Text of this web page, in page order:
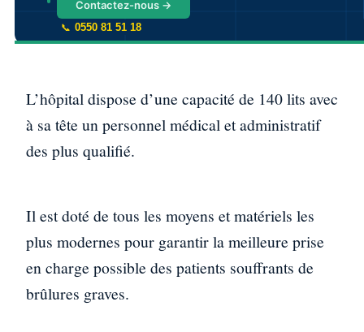
L’hôpital dispose d’une capacité de 140 lits avec
à sa tête un personnel médical et administratif
des plus qualifié.
Il est doté de tous les moyens et matériels les
plus modernes pour garantir la meilleure prise
en charge possible des patients souffrants de
brûlures graves.